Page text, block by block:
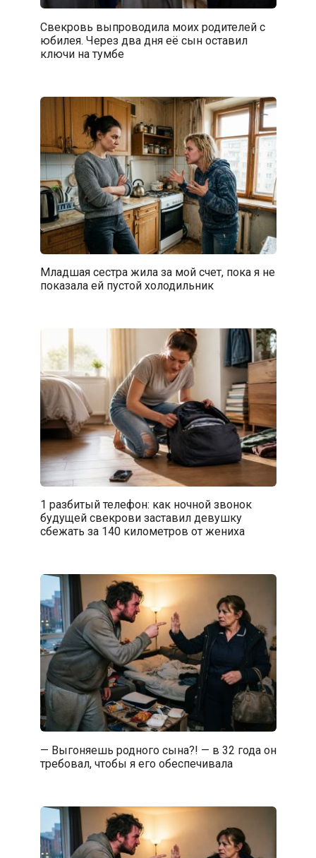
Свекровь выпроводила моих родителей с
юбилея. Через два дня её сын оставил
ключи на тумбе
Младшая сестра жила за мой счет, пока я не
показала ей пустой холодильник
1 разбитый телефон: как ночной звонок
будущей свекрови заставил девушку
сбежать за 140 километров от жениха
— Выгоняешь родного сына?! — в 32 года он
требовал, чтобы я его обеспечивала